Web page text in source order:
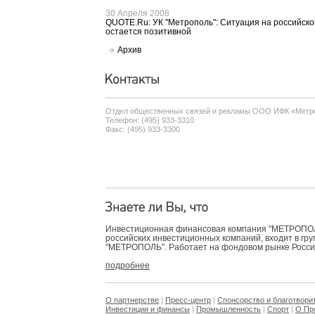
30 Апреля 2008
QUOTE.Ru: УК "Метрополь": Ситуация на
остается позитивной
Архив
Отдел общественных связей и рекламы ООО ИФК
Телефон: (495) 933-3310
Факс: (495) 933-3300
Инвестиционная финансовая компания
российских инвестиционных компаний, входит в
"МЕТРОПОЛЬ". Работает на фондовом рынке
подробнее
О партнерстве | Пресс-центр | Спонсорство и
Инвестиции и финансы | Промышленность | Спорт | О